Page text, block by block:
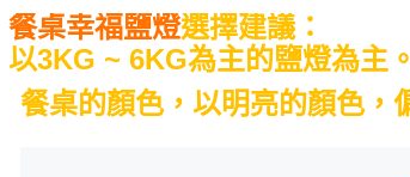
餐桌幸福鹽燈選擇建議：
以3KG ~ 6KG為主的鹽燈為主。
餐桌的顏色，以明亮的顏色，